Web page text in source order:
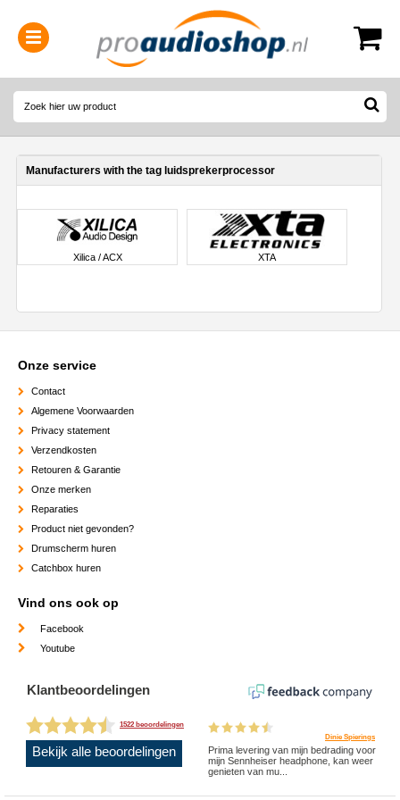
0314-364515
Manufacturers with the tag luidsprekerprocessor
Xilica / ACX XTA
Onze service
Contact
Algemene Voorwaarden
Privacy statement
Verzendkosten
Retouren & Garantie
Onze merken
Reparaties
Product niet gevonden?
Drumscherm huren
Catchbox huren
Vind ons ook op
Facebook
Youtube
Klantbeoordelingen
1522 beoordelingen
Bekijk alle beoordelingen
Dinie Spierings
Prima levering van mijn bedrading voor
mijn Sennheiser headphone, kan weer
genieten van mu...